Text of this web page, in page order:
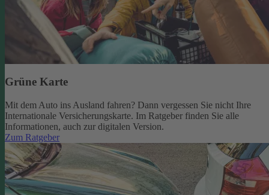
Grüne Karte
Mit dem Auto ins Ausland fahren? Dann vergessen Sie nicht Ihre
Internationale Versicherungskarte. Im Ratgeber finden Sie alle
Informationen, auch zur digitalen Version.
Zum Ratgeber